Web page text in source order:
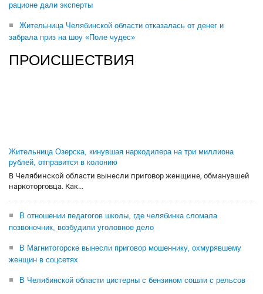
рационе дали эксперты
Жительница Челябинской области отказалась от денег и
забрала приз на шоу «Поле чудес»
ПРОИСШЕСТВИЯ
Жительница Озерска, кинувшая наркодилера на три миллиона
рублей, отправится в колонию
В Челябинской области вынесли приговор женщине, обманувшей
наркоторговца. Как...
В отношении педагогов школы, где челябинка сломала
позвоночник, возбудили уголовное дело
В Магнитогорске вынесли приговор мошеннику, охмурявшему
женщин в соцсетях
В Челябинской области цистерны с бензином сошли с рельсов